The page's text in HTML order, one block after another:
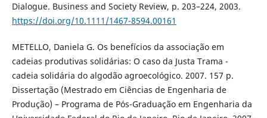
Dialogue. Business and Society Review, p. 203–224, 2003.
https://doi.org/10.1111/1467-8594.00161
METELLO, Daniela G. Os benefícios da associação em
cadeias produtivas solidárias: O caso da Justa Trama -
cadeia solidária do algodão agroecológico. 2007. 157 p.
Dissertação (Mestrado em Ciências de Engenharia de
Produção) – Programa de Pós-Graduação em Engenharia da